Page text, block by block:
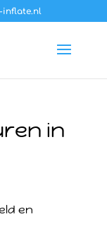
inflate.nl
in
en